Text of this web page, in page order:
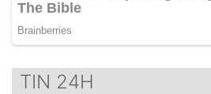
TIN 24H